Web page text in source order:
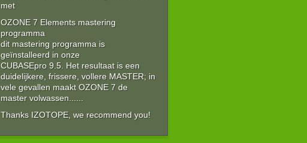
met
OZONE 7 Elements mastering
programma
dit mastering programma is
geïnstalleerd in onze
CUBASEpro 9.5. Het resultaat is een
duidelijkere, frissere, vollere MASTER; in
vele gevallen maakt OZONE 7 de
master volwassen......
Thanks IZOTOPE, we recommend you!